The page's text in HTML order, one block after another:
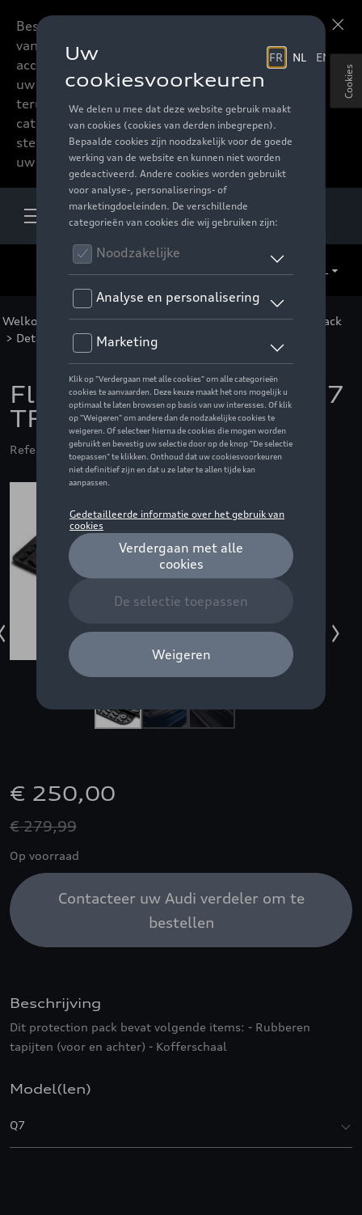
Beste accessoires-lovers,
vanaf nu kan u het hele
accessoire assortiment van
uw favoriete merk
terugvinden in de online
catalogus. Deze kunnen
steeds besteld worden via
uw verdeler.
Welkom Catalogus Audi >Packs >Fleet Protection Pack
> Detail
Fleet Protection Pack Q7
TFSI e
Referentie: BUNFPPAUQ7H
€ 250,00
€ 279,99
Op voorraad
Contacteer uw Audi verdeler om te
bestellen
Beschrijving
Dit protection pack bevat volgende items: - Rubberen
tapijten (voor en achter) - Kofferschaal
Model(len)
Q7
Cookies